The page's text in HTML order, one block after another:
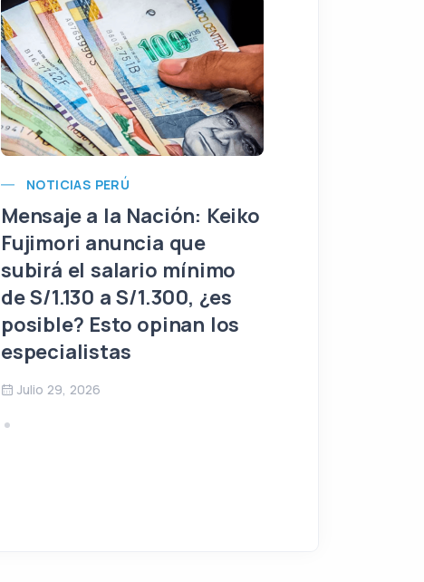
NOTICIAS PERÚ
Mensaje a la Nación: Keiko
Fujimori anuncia que
subirá el salario mínimo
de S/1.130 a S/1.300, ¿es
posible? Esto opinan los
especialistas
Julio 29, 2026